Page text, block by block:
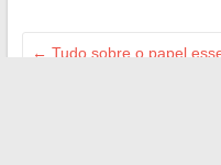
← Tudo sobre o papel